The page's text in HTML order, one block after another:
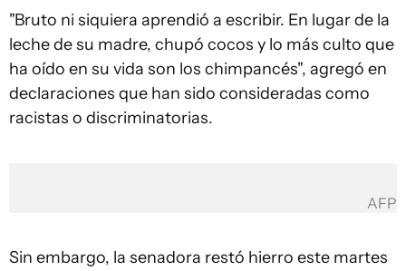
"Bruto ni siquiera aprendió a escribir. En lugar de la
leche de su madre, chupó cocos y lo más culto que
ha oído en su vida son los chimpancés", agregó en
declaraciones que han sido consideradas como
racistas o discriminatorias.
AFP
Sin embargo, la senadora restó hierro este martes